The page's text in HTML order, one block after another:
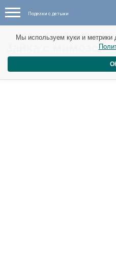
Поделки с детьми
Зайка с мимозой
Мы используем куки и метрики